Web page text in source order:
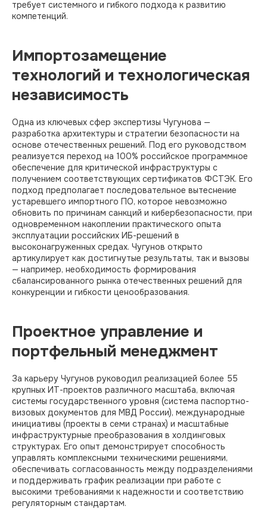
требует системного и гибкого подхода к развитию
компетенций.
Импортозамещение
технологий и технологическая
независимость
Одна из ключевых сфер экспертизы Чугунова —
разработка архитектуры и стратегии безопасности на
основе отечественных решений. Под его руководством
реализуется переход на 100% российское программное
обеспечение для критической инфраструктуры с
получением соответствующих сертификатов ФСТЭК. Его
подход предполагает последовательное вытеснение
устаревшего импортного ПО, которое невозможно
обновить по причинам санкций и кибербезопасности, при
одновременном накоплении практического опыта
эксплуатации российских ИБ-решений в
высоконагруженных средах. Чугунов открыто
артикулирует как достигнутые результаты, так и вызовы
— например, необходимость формирования
сбалансированного рынка отечественных решений для
конкуренции и гибкости ценообразования.
Проектное управление и
портфельный менеджмент
За карьеру Чугунов руководил реализацией более 55
крупных ИТ-проектов различного масштаба, включая
системы государственного уровня (система паспортно-
визовых документов для МВД России), международные
инициативы (проекты в семи странах) и масштабные
инфраструктурные преобразования в холдинговых
структурах. Его опыт демонстрирует способность
управлять комплексными техническими решениями,
обеспечивать согласованность между подразделениями
и поддерживать график реализации при работе с
высокими требованиями к надежности и соответствию
регуляторным стандартам.